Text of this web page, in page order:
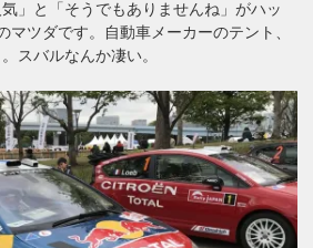
」と「そうでもありませんね」がハッ
マツダです。自動車メーカーのテント、
スバルなんか凄い。